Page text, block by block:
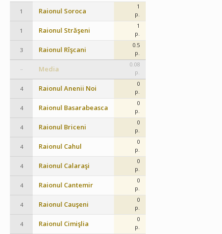
1 Raionul Soroca
1
p.
1 Raionul Străşeni
1
p.
3 Raionul Rîşcani
0.5
p.
– Media
0.08
p.
4 Raionul Anenii Noi
0
p.
4 Raionul Basarabeasca
0
p.
4 Raionul Briceni
0
p.
4 Raionul Cahul
0
p.
4 Raionul Calaraşi
0
p.
4 Raionul Cantemir
0
p.
4 Raionul Cauşeni
0
p.
4 Raionul Cimişlia
0
p.